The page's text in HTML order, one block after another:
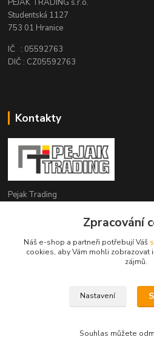
PEJAK TRADING s.r.o.
Studentská 1127
753 01 Hranice
IČ : 05592763
DIČ : CZ05592763
Kontakty
Pejak Trading
+ 420 724 280 132
(Po-Pá, 8-16 hod.)
Pejak Trading
Zpracování
Náš e-shop a partneři potřebují Váš
cookies, aby Vám mohli zobrazovat
zájmů.
Nastavení
Souhlas můžete